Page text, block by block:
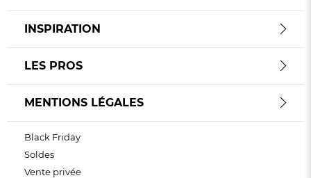
INSPIRATION
LES PROS
MENTIONS LÉGALES
Black Friday
Soldes
Vente privée